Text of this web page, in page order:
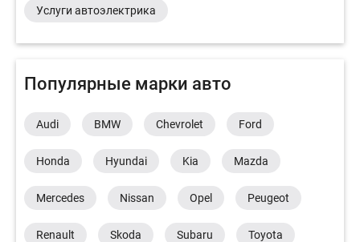
Услуги автоэлектрика
Популярные марки авто
Audi BMW Chevrolet Ford
Honda Hyundai Kia Mazda
Mercedes Nissan Opel Peugeot
Renault Skoda Subaru Toyota